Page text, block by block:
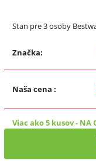
Stan pre 3 osoby
Značka:
Naša cena :
Viac ako 5 kusov- NA